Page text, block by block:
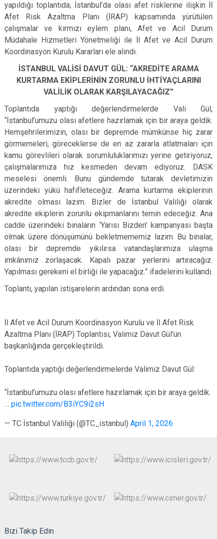
yapıldığı toplantıda; İstanbul’da olası afet risklerine ilişkin İl
Afet Risk Azaltma Planı (İRAP) kapsamında yürütülen
çalışmalar ve kırmızı eylem planı, Afet ve Acil Durum
Müdahale Hizmetleri Yönetmeliği ile İl Afet ve Acil Durum
Koordinasyon Kurulu Kararları ele alındı.
İSTANBUL VALİSİ DAVUT GÜL: “AKREDİTE ARAMA
KURTARMA EKİPLERİNİN ZORUNLU İHTİYAÇLARINI
VALİLİK OLARAK KARŞILAYACAĞIZ”
Toplantıda yaptığı değerlendirmelerde Vali Gül,
“İstanbul’umuzu olası afetlere hazırlamak için bir araya geldik.
Hemşehrilerimizin, olası bir depremde mümkünse hiç zarar
görmemeleri, göreceklerse de en az zararla atlatmaları için
kamu görevlileri olarak sorumluluklarımızı yerine getiriyoruz,
çalışmalarımıza hız kesmeden devam ediyoruz. DASK
meselesi önemli. Bunu gündemde tutarak devletimizin
üzerindeki yükü hafifleteceğiz. Arama kurtarma ekiplerinin
akredite olması lazım. Bizler de İstanbul Valiliği olarak
akredite ekiplerin zorunlu ekipmanlarını temin edeceğiz. Ana
cadde üzerindeki binaların ‘Yarısı Bizden’ kampanyası başta
olmak üzere dönüşümünü bekletmememiz lazım. Bu binalar,
olası bir depremde yıkılırsa vatandaşlarımıza ulaşma
imkânımız zorlaşacak. Kapalı pazar yerlerini artıracağız.
Yapılması gerekeni el birliği ile yapacağız.” ifadelerini kullandı.
Toplantı, yapılan istişarelerin ardından sona erdi.
İl Afet ve Acil Durum Koordinasyon Kurulu ve İl Afet Risk
Azaltma Planı (İRAP) Toplantısı, Valimiz Davut Gül’ün
başkanlığında gerçekleştirildi.
Toplantıda yaptığı değerlendirmelerde Valimiz Davut Gül:
“İstanbul’umuzu olası afetlere hazırlamak için bir araya geldik.
… pic.twitter.com/B3iYC9i2sH
— TC İstanbul Valiliği (@TC_istanbul) April 1, 2026
Bizi Takip Edin